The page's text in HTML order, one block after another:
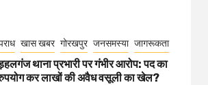
खास खबर गोरखपुर जनसमस्या जागरूकता
थाना प्रभारी पर गंभीर आरोप: पद का
कर लाखों की अवैध वसूली का खेल?